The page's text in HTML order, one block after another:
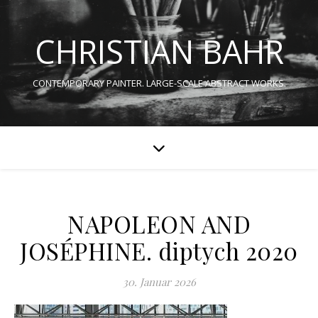
CHRISTIAN BAHR
CONTEMPORARY PAINTER. LARGE-SCALE ABSTRACT WORKS.
NAPOLEON AND
JOSÉPHINE. diptych 2020
30. Januar 2026